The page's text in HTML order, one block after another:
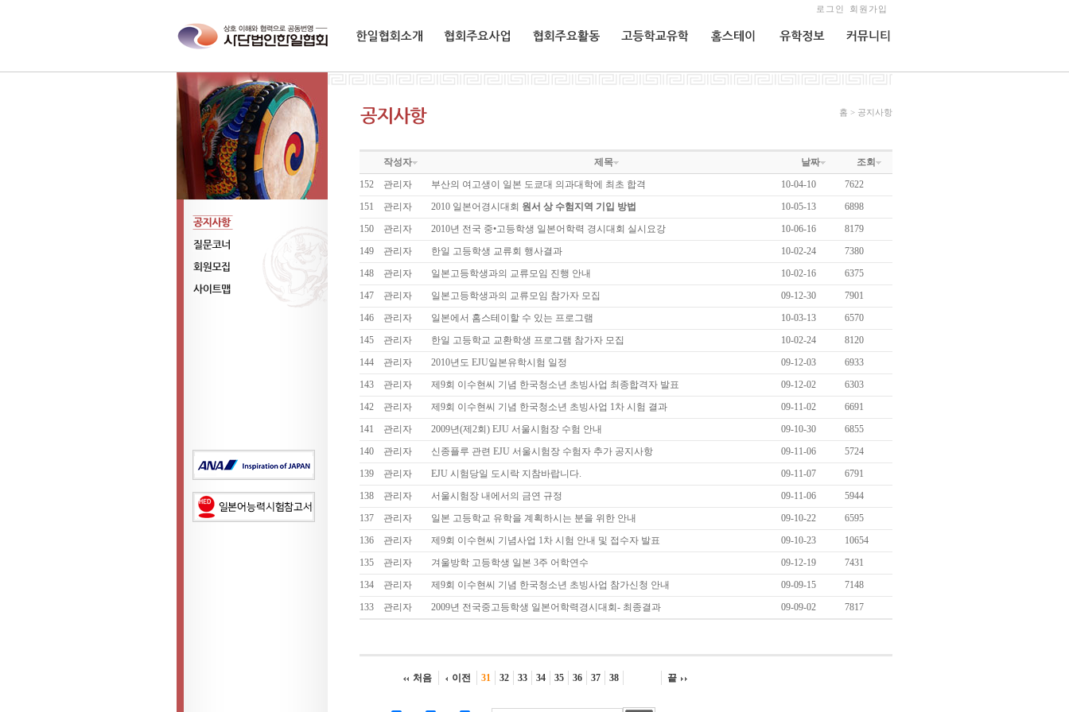
로그인 회원가입
공지사항
질문코너
회원모집
홈 > 공지사항
작성자 제목 날짜
조회
152
관리자 부산의 여고생이 일본 도쿄대 의과대학에 최초 합격 10-04-10
7622
151
관리자 2010 일본어경시대회 원서 상 수험지역 기입 방법 10-05-13
6898
150
관리자 2010년 전국 중•고등학생 일본어학력 경시대회 실시요강 10-06-16
8179
149
관리자 한일 고등학생 교류회 행사결과 10-02-24
7380
148
관리자 일본고등학생과의 교류모임 진행 안내 10-02-16
6375
147
관리자 일본고등학생과의 교류모임 참가자 모집 09-12-30
7901
146
관리자 일본에서 홈스테이할 수 있는 프로그램 10-03-13
6570
145
관리자 한일 고등학교 교환학생 프로그램 참가자 모집 10-02-24
8120
144
관리자 2010년도 EJU일본유학시험 일정 09-12-03
6933
143
관리자 제9회 이수현씨 기념 한국청소년 초빙사업 최종합격자 발표 09-12-02
6303
142
관리자 제9회 이수현씨 기념 한국청소년 초빙사업 1차 시험 결과 09-11-02
6691
141
관리자 2009년(제2회) EJU 서울시험장 수험 안내 09-10-30
6855
140
관리자 신종플루 관련 EJU 서울시험장 수험자 추가 공지사항 09-11-06
5724
139
관리자 EJU 시험당일 도시락 지참바랍니다. 09-11-07
6791
138
관리자 서울시험장 내에서의 금연 규정 09-11-06
5944
137
관리자 일본 고등학교 유학을 계획하시는 분을 위한 안내 09-10-22
6595
136
관리자 제9회 이수현씨 기념사업 1차 시험 안내 및 접수자 발표 09-10-23
10654
135
관리자 겨울방학 고등학생 일본 3주 어학연수 09-12-19
7431
134
관리자 제9회 이수현씨 기념 한국청소년 초빙사업 참가신청 안내 09-09-15
7148
133
관리자 2009년 전국중고등학생 일본어학력경시대회- 최종결과 09-09-02 7817
처음 이전 31 32 33 34 35 36 37 38 끝